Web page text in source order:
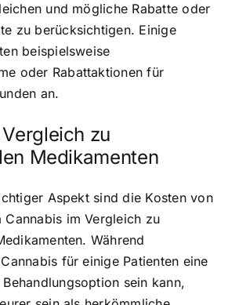
und mögliche Rabatte oder
zu berücksichtigen. Einige
beispielsweise
oder Rabattaktionen für
an.
zu
Medikamenten
Aspekt sind die Kosten von
Cannabis im Vergleich zu
Während
für einige Patienten eine
sein kann,